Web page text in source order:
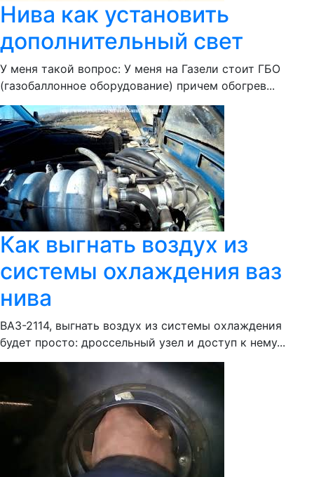
Нива как установить
дополнительный свет
У меня такой вопрос: У меня на Газели стоит ГБО
(газобаллонное оборудование) причем обогрев...
Как выгнать воздух из
системы охлаждения ваз
нива
ВАЗ-2114, выгнать воздух из системы охлаждения
будет просто: дроссельный узел и доступ к нему...